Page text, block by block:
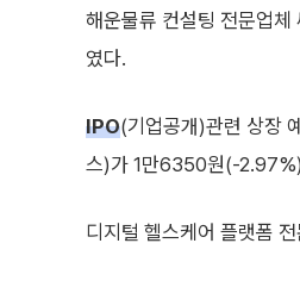
해운물류 컨설팅 전문업
였다.
IPO(기업공개)관련 상장
스)가 1만6350원(-
디지털 헬스케어 플랫폼